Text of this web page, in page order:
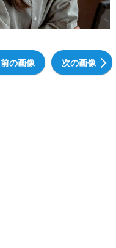
前の画像 次の画像